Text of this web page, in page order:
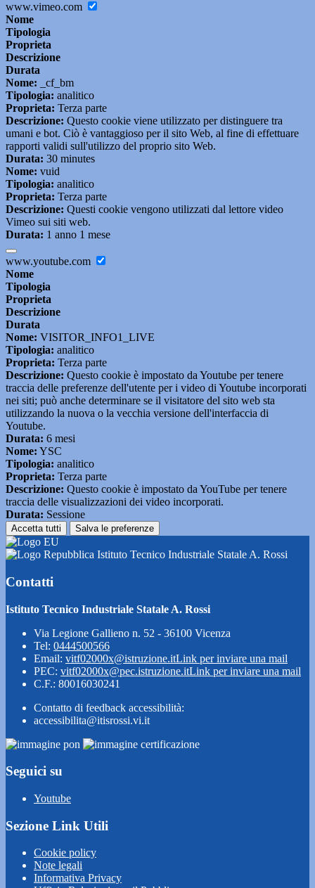
www.vimeo.com
Nome
Tipologia
Proprieta
Descrizione
Durata
Nome: _cf_bm
Tipologia: analitico
Proprieta: Terza parte
Descrizione: Questo cookie viene utilizzato per distinguere tra
umani e bot. Ciò è vantaggioso per il sito Web, al fine di effettuare
rapporti validi sull'utilizzo del proprio sito Web.
Durata: 30 minutes
Nome: vuid
Tipologia: analitico
Proprieta: Terza parte
Descrizione: Questi cookie vengono utilizzati dal lettore video
Vimeo sui siti web.
Durata: 1 anno 1 mese
www.youtube.com
Nome
Tipologia
Proprieta
Descrizione
Durata
Nome: VISITOR_INFO1_LIVE
Tipologia: analitico
Proprieta: Terza parte
Descrizione: Questo cookie è impostato da Youtube per tenere
traccia delle preferenze dell'utente per i video di Youtube incorporati
nei siti; può anche determinare se il visitatore del sito web sta
utilizzando la nuova o la vecchia versione dell'interfaccia di
Youtube.
Durata: 6 mesi
Nome: YSC
Tipologia: analitico
Proprieta: Terza parte
Descrizione: Questo cookie è impostato da YouTube per tenere
traccia delle visualizzazioni dei video incorporati.
Durata: Sessione
Accetta tutti Salva le preferenze
Istituto Tecnico Industriale Statale A. Rossi
Contatti
Istituto Tecnico Industriale Statale A. Rossi
Via Legione Gallieno n. 52 - 36100 Vicenza
Tel: 0444500566
Email: vitf02000x@istruzione.itLink per inviare una mail
PEC: vitf02000x@pec.istruzione.itLink per inviare una mail
C.F.: 80016030241
Contatto di feedback accessibilità:
accessibilita@itisrossi.vi.it
Seguici su
Youtube
Sezione Link Utili
Cookie policy
Note legali
Informativa Privacy